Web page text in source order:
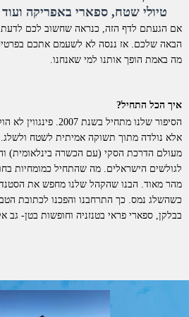
טיולי שטח, ספארי באפריקה ועוד
אם הגעתם לדף הזה, כנראה שחשוב לכם לדעת
הבאה שלכם. אז ננסה לא לשעמם אתכם
מה באמת הופך אותנו למי שאנחנו.
איך הכל התחיל?
הסיפור שלנו מתחיל
אלא נולדה מתוך תשוקה אמיתית לשטח ולשלג.
מעולם הדרכת הסקי (עם הכשרה בינלאומית)
לגולשים הישראלים. מה שהתחיל כמומחיות
מהר מאוד. הבנו שהקהל שלנו מחפש את
כשהשלג נמס. כך התרחבנו והפכנו לכתובת
בבלקן, ספארי פראי בטנזניה וחופשות בטן- גב
רשמית בארגון התעופה הבינלאומיIATA. כל
מוצעות ללקוחות בשיווק ישיר.
מה זה אומר